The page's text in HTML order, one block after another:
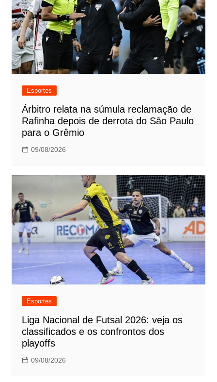
Esportes
Árbitro relata na súmula reclamação de
Rafinha depois de derrota do São Paulo
para o Grêmio
09/08/2026
Esportes
Liga Nacional de Futsal 2026: veja os
classificados e os confrontos dos
playoffs
09/08/2026